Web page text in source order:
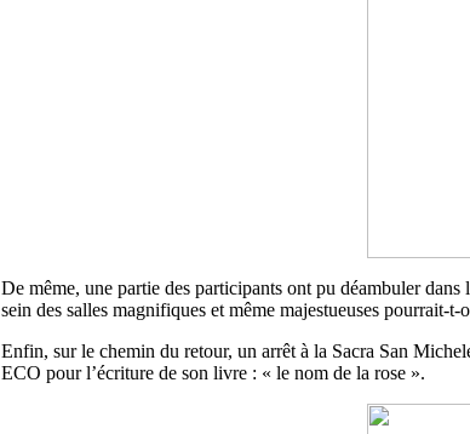
De même, une partie des participants ont pu déambuler
sein des salles magnifiques et même majestueuses pourrait-
Enfin, sur le chemin du retour, un arrêt à la Sacra San
ECO pour l’écriture de son livre : « le nom de la rose ».